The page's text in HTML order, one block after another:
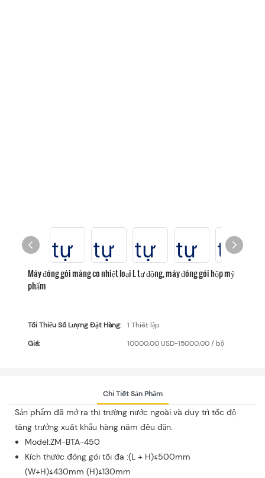
Máy đóng gói màng co nhiệt loại L tự động, máy đóng gói hộp mỹ
phẩm
Tối Thiểu Số Lượng Đặt Hàng:
1 Thiết lập
Giá:
10000,00 USD-15000,00 / bộ
Chi Tiết Sản Phẩm
Sản phẩm đã mở ra thị trường nước ngoài và duy trì tốc độ
tăng trưởng xuất khẩu hàng năm đều đặn.
Model:ZM-BTA-450
Kích thước đóng gói tối đa :(L + H)≤500mm
(W+H)≤430mm (H)≤130mm